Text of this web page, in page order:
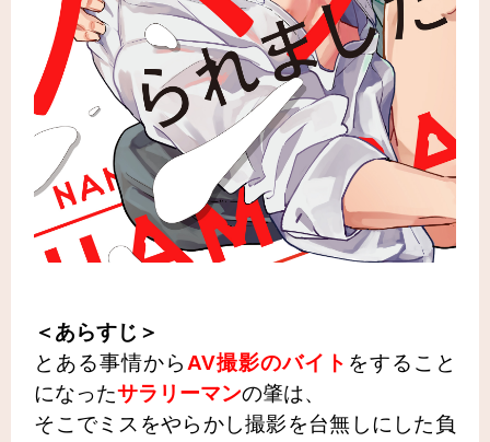
＜あらすじ＞
とある事情からAV撮影のバイト をすること
になったサラリーマンの肇は、
そこでミスをやらかし撮影を台無しにした負